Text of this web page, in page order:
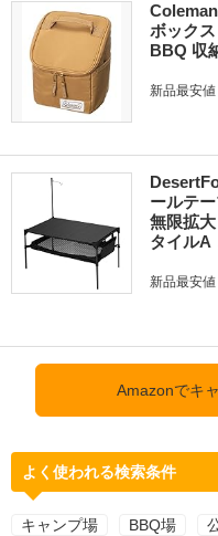
ボック
BBQ 収
新品最安値
ールテ
無限拡
タイルA
新品最安値
Amazonでキ
よく使われる検索条件
キャンプ場 BBQ場